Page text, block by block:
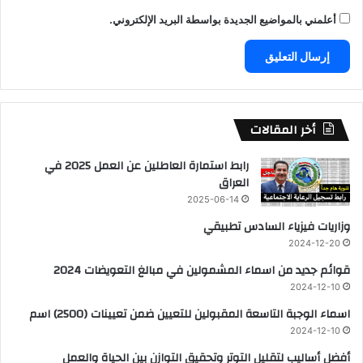
أعلمني بالمواضيع الجديدة بواسطة البريد الإلكتروني.
أخر المقالات
رابط استمارة العاطلين عن العمل 2025 في
العراق
2025-06-14
وزاريات فيزياء السادس تطبيقي
2024-12-20
قوائم جديد من اسماء المشمولين في مبالغ التعويضات 2024
2024-12-10
اسماء الوجبة التاسعة المقبولين للتعيين ضمن تعيينات (2500) اسم
2024-12-10
أفضل أساليب لتقليل التوتر وتحقيق التوازن بين الحياة والعمل